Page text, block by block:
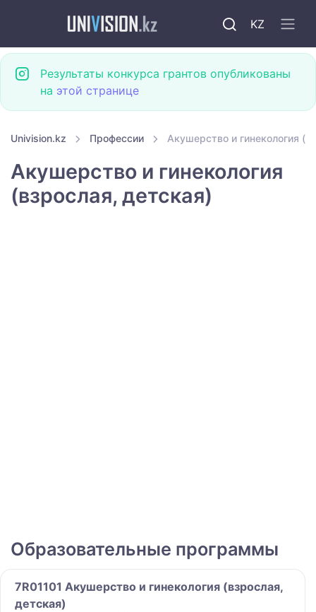
KZ
Результаты конкурса грантов опубликованы
на этой странице
Univision.kz Профессии Акушерство и гинекология
Акушерство и гинекология
(взрослая, детская)
Образовательные программы
7R01101 Акушерство и гинекология (взрослая,
детская)